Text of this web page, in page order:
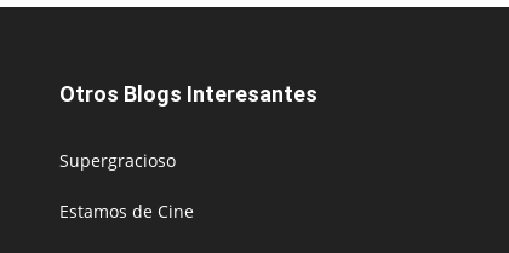
Otros Blogs Interesantes
Supergracioso
Estamos de Cine